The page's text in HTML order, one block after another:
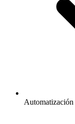
Automatización